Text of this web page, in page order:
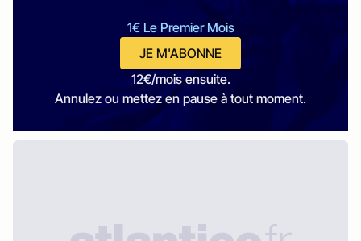
1€ Le Premier Mois
JE M'ABONNE
12€/mois ensuite.
Annulez ou mettez en pause à tout moment.